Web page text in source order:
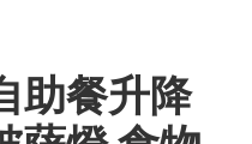
助餐升降